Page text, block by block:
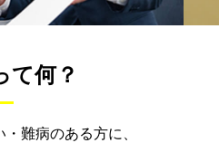
て何？
難病のある方に、